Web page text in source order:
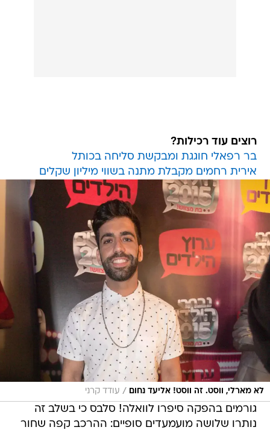
רוצים עוד רכילות?
בר רפאלי חוגגת ומבקשת סליחה בכותל
אירית רחמים מקבלת מתנה בשווי מיליון שקלים
לא מארלי, ווסט. זה ווסט! אליעד נחום / עודד קרני
גורמים בהפקה סיפרו לוואלה! סלבס כי בשלב זה
נותרו שלושה מועמעדים סופיים: ההרכב קפה שחור